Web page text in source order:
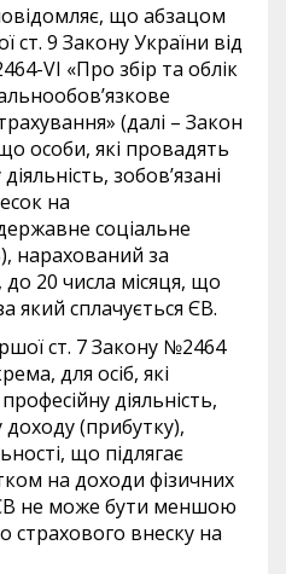
що абзацом
ст. 9 Закону України від
VI «Про збір та облік
(далі – Закон
особи, які провадять
зобов’язані
на
соціальне
нарахований за
20 числа місяця, що
який сплачується ЄВ.
ст. 7 Закону №2464
для осіб, які
діяльність,
доходу (прибутку),
що підлягає
на доходи фізичних
не може бути меншою
страхового внеску на